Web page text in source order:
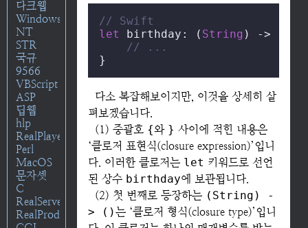
다크웹
Windows
NT
STR
국규
9566
VBScript
ASP
딥웹
hlp
RealPlayer
Perl
MacOS
문자셋
C
RealServer
RealProducer
// Swift
let birthday: ( String ) -> ()
// ...
}
다소 복잡해보이지만, 이것을 상세히 살
펴보겠습니다.
(1) 중괄호 {와 } 사이에 적힌 내용은
‘클로저 표현식(closure expression)’입니
다. 이러한 클로저는 let 키워드로 선언
된 상수 birthday에 보관됩니다.
(2) 첫 번째로 등장하는 (String) -
> ()는 ‘클로저 형식(closure type)’입니